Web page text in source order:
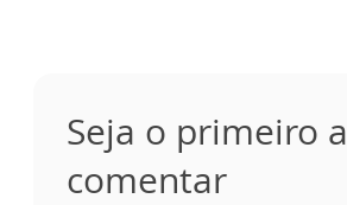
Seja o primeiro a
comentar